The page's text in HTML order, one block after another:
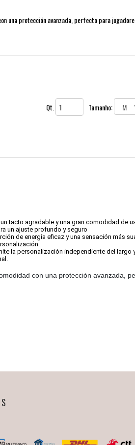
una protección avanzada, perfecto para
Qt. Tamanho:
tacto agradable y una gran comodidad de
un ajuste profundo y seguro
de energía eficaz y una sensación más
la personalización independiente del largo
con una protección avanzada,